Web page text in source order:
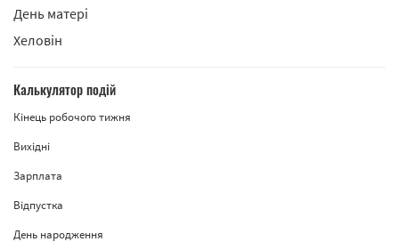
День матері
Хеловін
Калькулятор подій
Кінець робочого тижня
Вихідні
Зарплата
Відпустка
День народження